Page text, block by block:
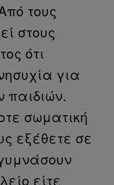
τους
στους
ότι
για
παιδιών.
σωματική
εξέθετε σε
είτε